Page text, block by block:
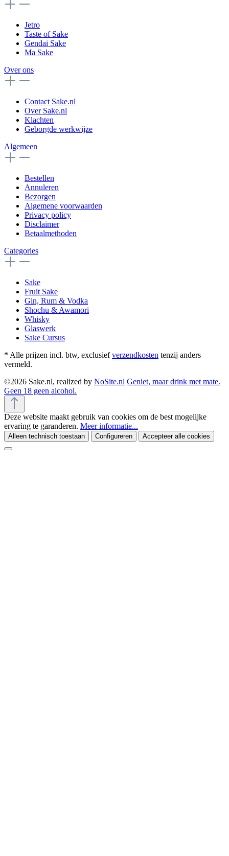
Jetro
Taste of Sake
Gendai Sake
Ma Sake
Over ons
Contact Sake.nl
Over Sake.nl
Klachten
Geborgde werkwijze
Algemeen
Bestellen
Annuleren
Bezorgen
Algemene voorwaarden
Privacy policy
Disclaimer
Betaalmethoden
Categories
Sake
Fruit Sake
Gin, Rum & Vodka
Shochu & Awamori
Whisky
Glaswerk
Sake Cursus
* Alle prijzen incl. btw, exclusiefverzendkosten tenzij anders
vermeld.
©2026 Sake.nl, realized by NoSite.nl Geniet, maar drink met mate.
Geen 18 geen alcohol.
Deze website maakt gebruik van cookies om de best mogelijke
ervaring te garanderen. Meer informatie...
Alleen technisch toestaan Configureren Accepteer alle cookies